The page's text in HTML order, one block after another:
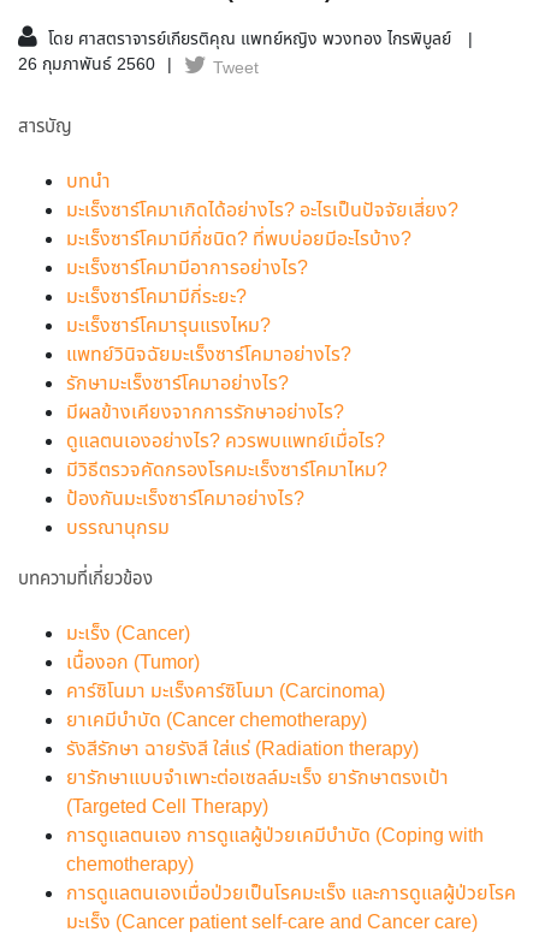
โดย ศาสตราจารย์เกียรติคุณ แพทย์หญิง พวงทอง ไกรพิบูลย์
26 กุมภาพันธ์ 2560
Tweet
สารบัญ
บทนำ
มะเร็งซาร์โคมาเกิดได้อย่างไร? อะไรเป็นปัจจัยเสี่ยง?
มะเร็งซาร์โคมามีกี่ชนิด? ที่พบบ่อยมีอะไรบ้าง?
มะเร็งซาร์โคมามีอาการอย่างไร?
มะเร็งซาร์โคมามีกี่ระยะ?
มะเร็งซาร์โคมารุนแรงไหม?
แพทย์วินิจฉัยมะเร็งซาร์โคมาอย่างไร?
รักษามะเร็งซาร์โคมาอย่างไร?
มีผลข้างเคียงจากการรักษาอย่างไร?
ดูแลตนเองอย่างไร? ควรพบแพทย์เมื่อไร?
มีวิธีตรวจคัดกรองโรคมะเร็งซาร์โคมาไหม?
ป้องกันมะเร็งซาร์โคมาอย่างไร?
บรรณานุกรม
บทความที่เกี่ยวข้อง
มะเร็ง (Cancer)
เนื้องอก (Tumor)
คาร์ซิโนมา มะเร็งคาร์ซิโนมา (Carcinoma)
ยาเคมีบำบัด (Cancer chemotherapy)
รังสีรักษา ฉายรังสี ใส่แร่ (Radiation therapy)
ยารักษาแบบจำเพาะต่อเซลล์มะเร็ง ยารักษาตรงเป้า
(Targeted Cell Therapy)
การดูแลตนเอง การดูแลผู้ป่วยเคมีบำบัด (Coping with
chemotherapy)
การดูแลตนเองเมื่อป่วยเป็นโรคมะเร็ง และการดูแลผู้ป่วยโรค
มะเร็ง (Cancer patient self-care and Cancer care)